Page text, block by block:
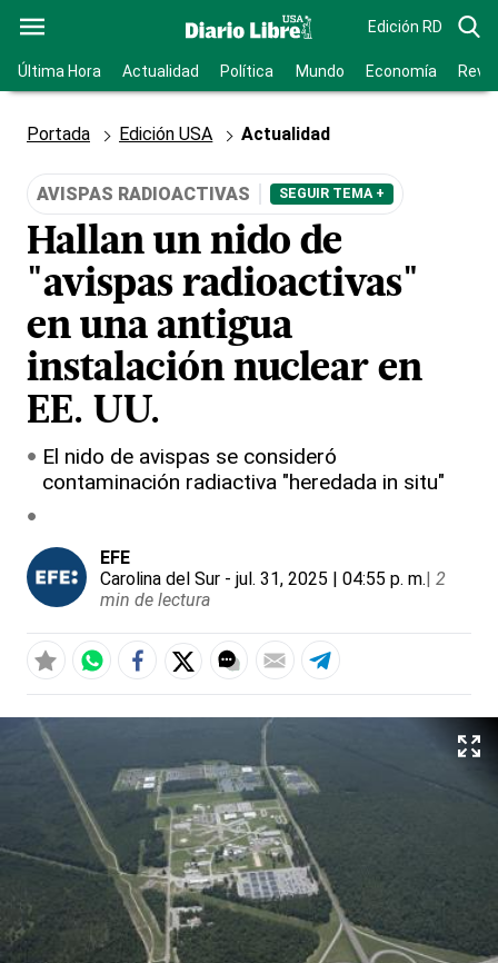
Edición RD
Última Hora Actualidad Política Mundo Economía
Portada Edición USA Actualidad
AVISPAS RADIOACTIVAS SEGUIR TEMA +
Hallan un nido de
"avispas radioactivas"
en una antigua
instalación nuclear en
EE. UU.
El nido de avispas se consideró
contaminación radiactiva "heredada in situ"
EFE
Carolina del Sur - jul. 31, 2025 | 04:55 p. m.| 2
min de lectura